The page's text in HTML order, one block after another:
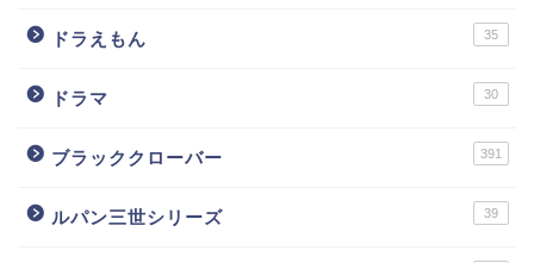
ドラえもん 35
ドラマ 30
ブラッククローバー 391
ルパン三世シリーズ 39